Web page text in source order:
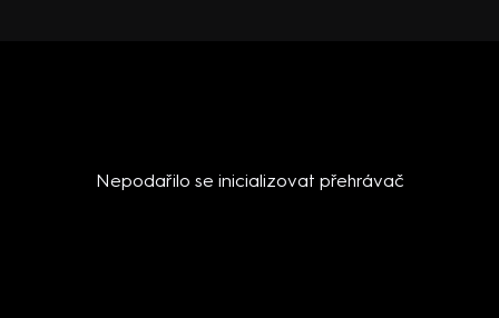
Nepodařilo se inicializovat přehrávač